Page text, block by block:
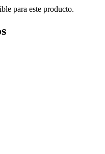
para este producto.